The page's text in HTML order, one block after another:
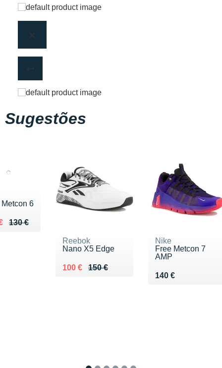
Sugestões
6
130 €
de 130 €
117 €
Reebok
Nano X5 Edge
150 €
Au lieu de 150 €
100 €
Vendu 100 €
Nike
Free Metcon 7
AMP
140 €
Vendu 140 €